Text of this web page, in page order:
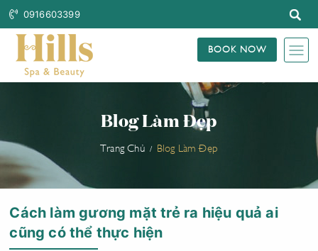
0916603399
BOOK NOW
Blog Làm Đẹp
Trang Chủ Blog Làm Đẹp
Cách làm gương mặt trẻ ra hiệu quả ai
cũng có thể thực hiện